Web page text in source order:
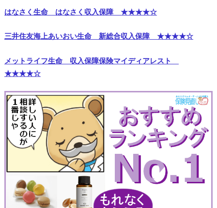
はなさく生命 はなさく収入保障 ★★★★☆
三井住友海上あいおい生命 新総合収入保障 ★★★★☆
メットライフ生命 収入保障保険マイディアレスト
★★★★☆